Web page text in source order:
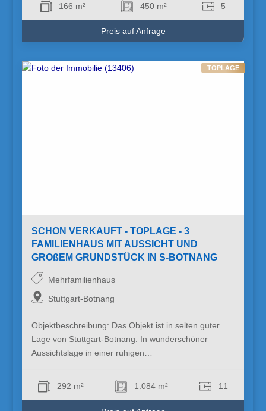
166 m² 450 m² 5
Preis auf Anfrage
SCHON VERKAUFT - TOPLAGE - 3
FAMILIENHAUS MIT AUSSICHT UND
GROßEM GRUNDSTÜCK IN S-BOTNANG
Mehrfamilienhaus
Stuttgart-Botnang
Objektbeschreibung: Das Objekt ist in selten guter
Lage von Stuttgart-Botnang. In wunderschöner
Aussichtslage in einer ruhigen…
292 m² 1.084 m² 11
TOPLAGE